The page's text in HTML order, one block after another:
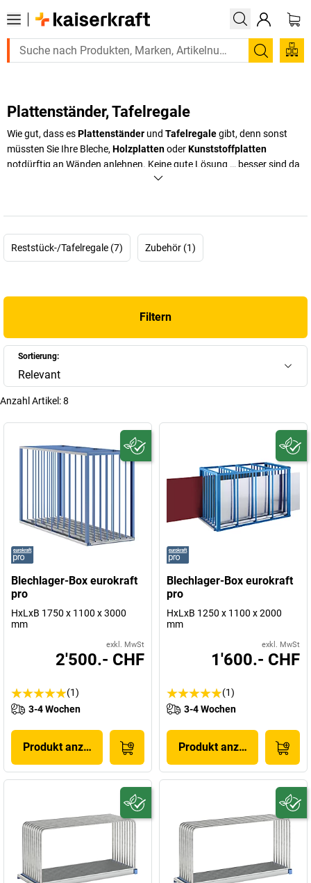
Suchen
Plattenständer, Tafelregale
Wie gut, dass esPlattenständer und Tafelregalegibt, denn sonst
müssten Sie Ihre Bleche, HolzplattenoderKunststoffplatten
notdürftig an Wänden anlehnen. Keine gute Lösung … besser sind da
Plattenständer
+Mehr anzeigen
Reststück-/Tafelregale (7)
Zubehör (1)
Filtern
Sortierung:
Relevant
Anzahl Artikel:8
Blechlager-Box eurokraft
pro
HxLxB 1750 x 1100 x 3000
mm
exkl. MwSt
2'500.- CHF
(1)
3-4 Wochen
Produkt anzeigen
Blechlager-Box eurokraft
pro
HxLxB 1250 x 1100 x 2000
mm
exkl. MwSt
1'600.- CHF
(1)
3-4 Wochen
Produkt anzeigen